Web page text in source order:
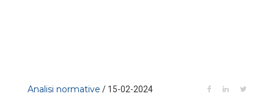
Analisi normative / 15-02-2024